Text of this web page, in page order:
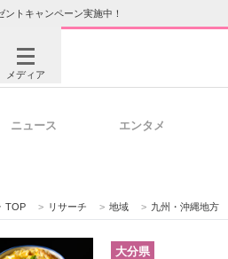
トキャンペーン実施中！
メディア
ビジネスと働き方のヒント
ニュース エンタメ
TOP > リサーチ > 地域 > 九州・沖縄地方
大分県